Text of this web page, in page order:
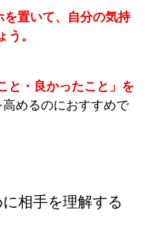
置いて、自分の気持
う。
と・良かったこと」を
めるのにおすすめで
相手を理解する